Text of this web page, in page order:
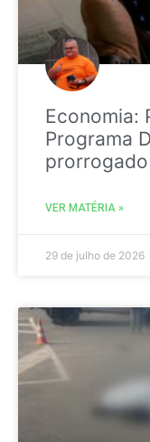
Economia:
Programa
prorrogado
VER MATÉRIA »
29 de julho de 2026